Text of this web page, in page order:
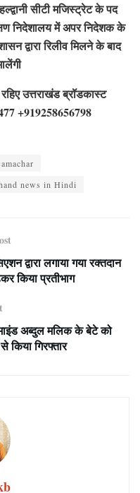
सीटी मजिस्ट्रेट के पद
निदेशालय में अपर निदेशक के
द्वारा रिलीव मिलने के बाद
उत्तराखंड ब्रॉडकास्ट
+919258656798
news in Hindi
द्वारा लगाया गया रक्तदान
किया प्रतीभाग
अब्दुल मलिक के बेटे को
किया गिरफ्तार